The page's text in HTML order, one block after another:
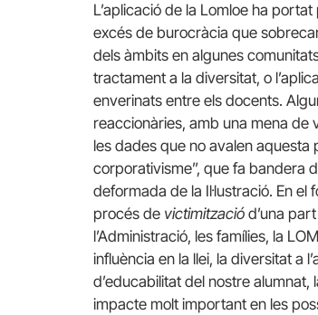
L’aplicació de la Lomloe ha
excés de burocràcia que
dels àmbits en algunes
tractament a la diversitat, o
enverinats entre els docents.
reaccionàries, amb una mena de
les dades que no avalen aquesta
corporativisme”, que fa bandera
deformada de la Il·lustració. En
procés de victimització d’una
l’Administració, les famílies, la
influència en la llei, la diversitat a
d’educabilitat del nostre
impacte molt important en les